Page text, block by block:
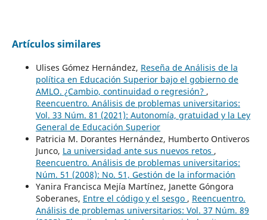
Artículos similares
Ulises Gómez Hernández, Reseña de Análisis de la
política en Educación Superior bajo el gobierno de
AMLO. ¿Cambio, continuidad o regresión? ,
Reencuentro. Análisis de problemas universitarios:
Vol. 33 Núm. 81 (2021): Autonomía, gratuidad y la Ley
General de Educación Superior
Patricia M. Dorantes Hernández, Humberto Ontiveros
Junco, La universidad ante sus nuevos retos ,
Reencuentro. Análisis de problemas universitarios:
Núm. 51 (2008): No. 51, Gestión de la información
Yanira Francisca Mejía Martínez, Janette Góngora
Soberanes, Entre el código y el sesgo , Reencuentro.
Análisis de problemas universitarios: Vol. 37 Núm. 89